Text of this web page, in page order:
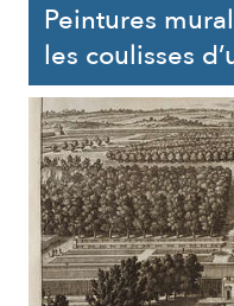
Peintures
les coulisses